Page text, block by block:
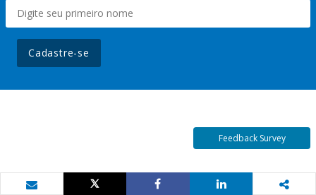
Cadastre-se
Feedback Survey